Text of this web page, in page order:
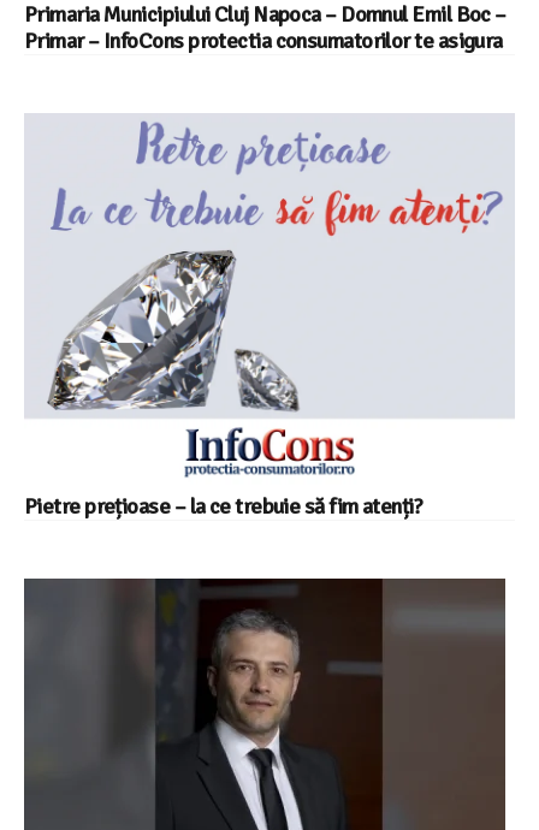
Primaria Municipiului Cluj Napoca – Domnul Emil Boc –
Primar – InfoCons protectia consumatorilor te asigura
Pietre prețioase – la ce trebuie să fim atenți?